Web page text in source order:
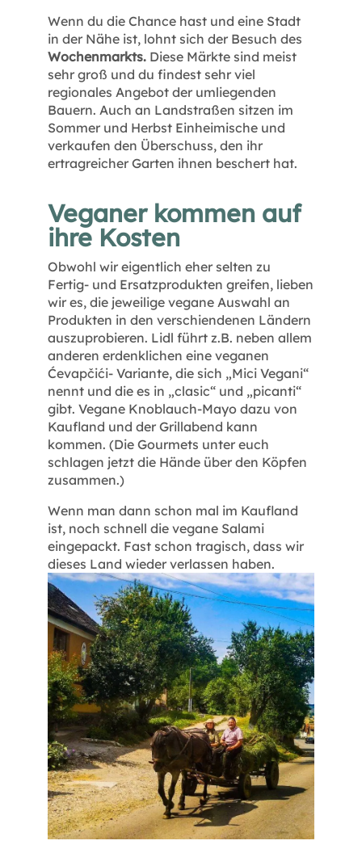
Wenn du die Chance hast und eine Stadt
in der Nähe ist, lohnt sich der Besuch des
Wochenmarkts. Diese Märkte sind meist
sehr groß und du findest sehr viel
regionales Angebot der umliegenden
Bauern. Auch an Landstraßen sitzen im
Sommer und Herbst Einheimische und
verkaufen den Überschuss, den ihr
ertragreicher Garten ihnen beschert hat.
Veganer kommen auf
ihre Kosten
Obwohl wir eigentlich eher selten zu
Fertig- und Ersatzprodukten greifen, lieben
wir es, die jeweilige vegane Auswahl an
Produkten in den verschiendenen Ländern
auszuprobieren. Lidl führt z.B. neben allem
anderen erdenklichen eine veganen
Ćevapčići- Variante, die sich „Mici Vegani“
nennt und die es in „clasic“ und „picanti“
gibt. Vegane Knoblauch-Mayo dazu von
Kaufland und der Grillabend kann
kommen. (Die Gourmets unter euch
schlagen jetzt die Hände über den Köpfen
zusammen.)
Wenn man dann schon mal im Kaufland
ist, noch schnell die vegane Salami
eingepackt. Fast schon tragisch, dass wir
dieses Land wieder verlassen haben.